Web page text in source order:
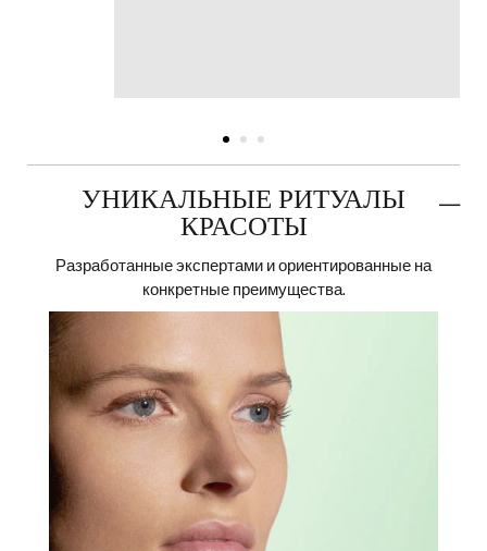
УНИКАЛЬНЫЕ РИТУАЛЫ
КРАСОТЫ
Разработанные экспертами и ориентированные на
конкретные преимущества.